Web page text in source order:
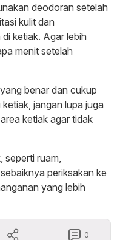
deodoran setelah
kulit dan
ketiak. Agar lebih
menit setelah
benar dan cukup
jangan lupa juga
ketiak agar tidak
seperti ruam,
periksakan ke
yang lebih
0